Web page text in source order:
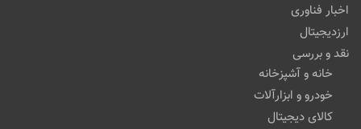
اخبار فناوری
ارزدیجیتال
نقد و بررسی
خانه و آشپزخانه
خودرو و ابزارآلات
کالای دیجیتال